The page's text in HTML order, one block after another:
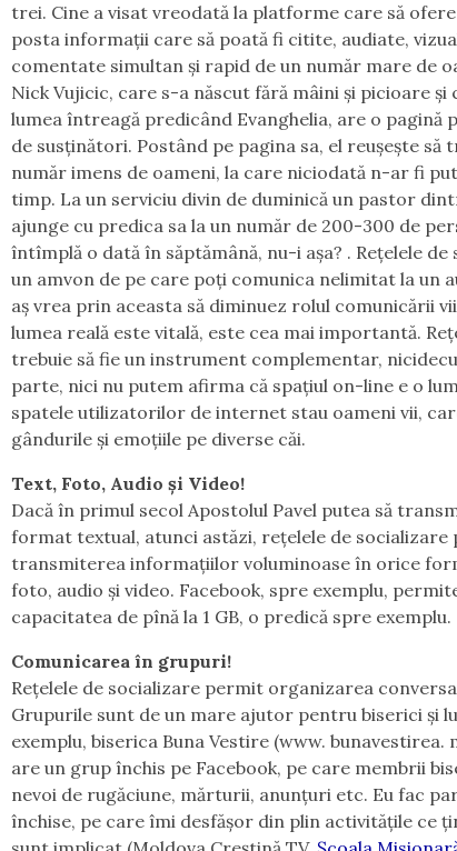
trei. Cine a visat vreodată la platforme care să
posta informații care să poată fi citite, audiate,
comentate simultan și rapid de un număr mare de
Nick Vujicic, care s-a născut fără mâini și picioare
lumea întreagă predicând Evanghelia, are o pagină
de susținători. Postând pe pagina sa, el reușește să
număr imens de oameni, la care niciodată n-ar fi
timp. La un serviciu divin de duminică un pastor
ajunge cu predica sa la un număr de 200-300 de
întîmplă o dată în săptămână, nu-i așa? . Rețelele
un amvon de pe care poți comunica nelimitat la un
aș vrea prin aceasta să diminuez rolul comunicării
lumea reală este vitală, este cea mai importantă.
trebuie să fie un instrument complementar,
parte, nici nu putem afirma că spațiul on-line e o
spatele utilizatorilor de internet stau oameni vii,
gândurile și emoțiile pe diverse căi.
Text, Foto, Audio și Video!
Dacă în primul secol Apostolul Pavel putea să
format textual, atunci astăzi, rețelele de
transmiterea informațiilor voluminoase în orice
foto, audio și video. Facebook, spre exemplu,
capacitatea de pînă la 1 GB, o predică spre exemplu.
Comunicarea în grupuri!
Rețelele de socializare permit organizarea
Grupurile sunt de un mare ajutor pentru biserici și
exemplu, biserica Buna Vestire (www.
are un grup închis pe Facebook, pe care membrii
nevoi de rugăciune, mărturii, anunțuri etc. Eu fac
închise, pe care îmi desfășor din plin activitățile ce